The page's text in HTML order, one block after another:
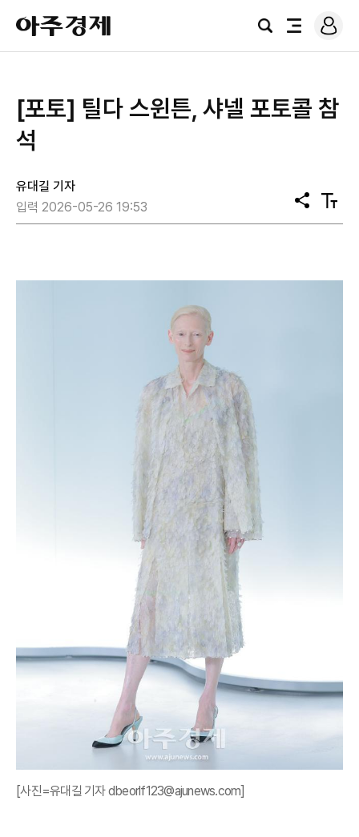
아
주
경
검
전
로
그
[포토] 틸다 스윈튼, 샤넬 포토콜 참
석
유대길 기자
입력 2026-05-26 19:53
공
유
텍
스
[사진=유대길 기자 dbeorlf123@ajunews.com]